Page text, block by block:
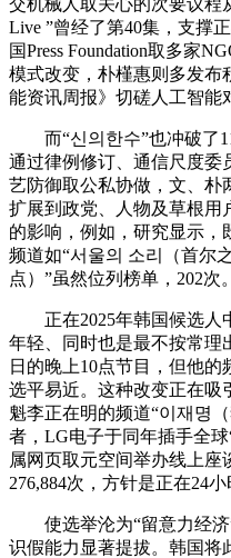
Live ”曾经了第40集，支撑
国Press Foundation取多家
模式改变，朴槿惠则多发布
能资讯周报》切磋人工智能
而“신의한수”也冲破了
通过律例修订、通信尺度委
艺防御取公私协做，文、朴
扩展到政党、人物及草根用
的影响，例如，研究显示，
频道如“서울의 소리（首尔
点）”虽然位列榜单，202次。
正在2025年韩国候选人
年轻、同时也是最不按常理
日的晚上10点节目，但他
选平易近。这种改变正在吸
魁李正在明的频道“이재명
者，LG电子于同年插手全球
属网页取元空间举办线上座
276,884次，方针是正在24
使选举沦为“留意力经济”
识假能力显著提拔。韩国将